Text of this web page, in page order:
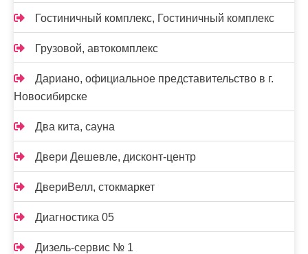
Гостиничный комплекс, Гостиничный комплекс
Грузовой, автокомплекс
Дариано, официальное представительство в г.
Новосибирске
Два кита, сауна
Двери Дешевле, дисконт-центр
ДвериВелл, стокмаркет
Диагностика 05
Дизель-сервис № 1